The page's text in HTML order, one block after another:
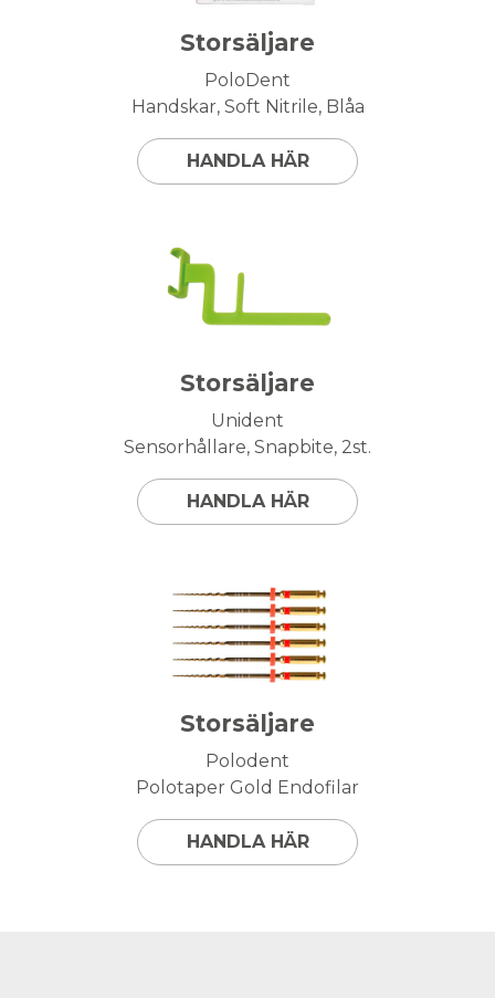
Storsäljare
PoloDent
Handskar, Soft Nitrile, Blåa
HANDLA HÄR
Storsäljare
Unident
Sensorhållare, Snapbite, 2st.
HANDLA HÄR
Storsäljare
Polodent
Polotaper Gold Endofilar
HANDLA HÄR